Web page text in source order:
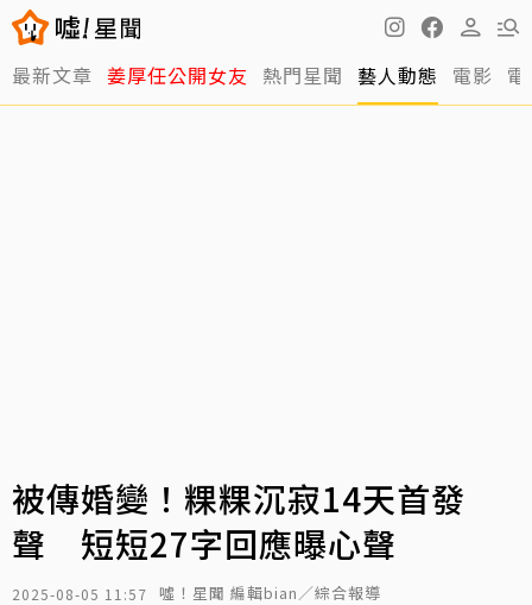
最新文章 姜厚任公開女友 熱門星聞 藝人動態 電影
被傳婚變！粿粿沉寂14天首發
聲 短短27字回應曝心聲
2025-08-05 11:57 噓！星聞 編輯bian／綜合報導